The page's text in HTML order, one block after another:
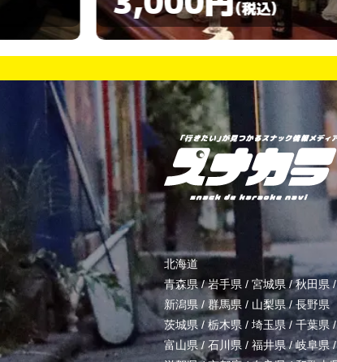
(税込)
北海道
青森県/岩手県 / 宮城県 /秋田県
新潟県 / 群馬県 / 山梨県/長野県
茨城県 / 栃木県 / 埼玉県/ 千葉県
富山県/ 石川県 / 福井県/岐阜県